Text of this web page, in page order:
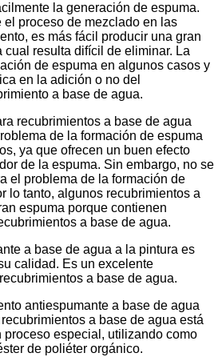
la generación de espuma.
el proceso de mezclado en las
es más fácil producir una gran
cual resulta difícil de eliminar. La
de espuma en algunos casos y
en la adición o no del
a base de agua.
recubrimientos a base de agua
de la formación de espuma
ya que ofrecen un buen efecto
de la espuma. Sin embargo, no se
el problema de la formación de
lo tanto, algunos recubrimientos a
espuma porque contienen
a base de agua.
a base de agua a la pintura es
calidad. Es un excelente
a base de agua.
antiespumante a base de agua
a base de agua está
especial, utilizando como
de poliéter orgánico.